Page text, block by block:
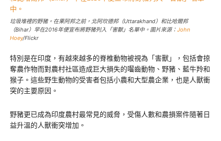
垃圾堆裡的野豬。在果阿邦之前，北阿坎德邦（Uttarakhand）和比哈爾邦
（Bihar）早在2016年便宣布將野豬列入「害獸」名單中。圖片來源： John
Hoey/Flickr
特別是在印度，有越來越多的脊椎動物被視為「害獸」，包括會掠
奪農作物而對農村社區造成巨大損失的囓齒動物、野豬、藍牛羚和
猴子。這些野生動物的受害者包括小農和大型農企業，也是人獸衝
突的主要原因。
野豬更已成為印度農村最常見的威脅，受傷人數和農損案件隨著日
益升溫的人獸衝突增加。